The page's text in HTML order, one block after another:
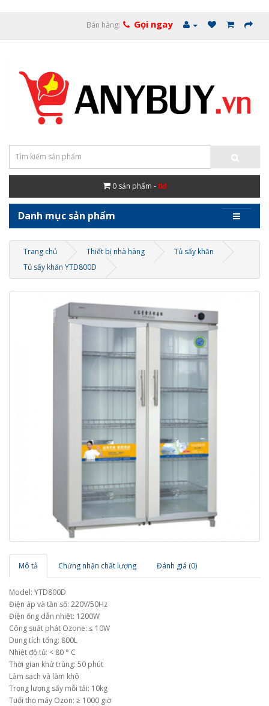
Bán hàng: Gọi ngay
0 sản phẩm - 0đ
Danh mục sản phẩm
Trang chủ Thiết bị nhà hàng
Tủ sấy khăn
Tủ sấy khăn YTD800D
Mô tả Chứng nhận chất lượng Đánh giá (0)
Model: YTD800D
Điện áp và tần số: 220V/50Hz
Điện ống dẫn nhiệt: 1200W
Công suất phát Ozone: ≤ 10W
Dung tích tổng: 800L
Nhiệt độ tủ: < 80 ° C
Thời gian khử trùng: 50 phút
Làm sạch và làm khô
Trọng lượng sấy mỗi tải: 10kg
Tuổi thọ máy Ozon: ≥ 1000 giờ